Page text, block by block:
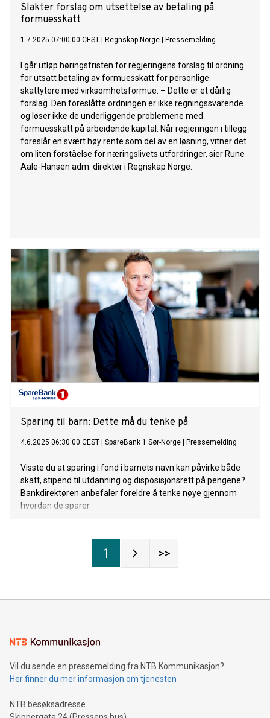
Slakter forslag om utsettelse av betaling på
formuesskatt
1.7.2025 07:00:00 CEST Regnskap Norge Pressemelding
I går utløp høringsfristen for regjeringens forslag til ordning
for utsatt betaling av formuesskatt for personlige
skattytere med virksomhetsformue. – Dette er et dårlig
forslag. Den foreslåtte ordningen er ikke regningssvarende
og løser ikke de underliggende problemene med
formuesskatt på arbeidende kapital. Når regjeringen i tillegg
foreslår en svært høy rente som del av en løsning, vitner det
om liten forståelse for næringslivets utfordringer, sier Rune
Aale-Hansen adm. direktør i Regnskap Norge.
Sparing til barn: Dette må du tenke på
4.6.2025 06:30:00 CEST SpareBank 1 Sør-Norge Pressemelding
Visste du at sparing i fond i barnets navn kan påvirke både
skatt, stipend til utdanning og disposisjonsrett på pengene?
Bankdirektøren anbefaler foreldre å tenke nøye gjennom
hvordan de sparer.
1 >>
Vil du sende en pressemelding fra NTB Kommunikasjon?
Her finner du mer informasjon om tjenesten
NTB besøksadresse